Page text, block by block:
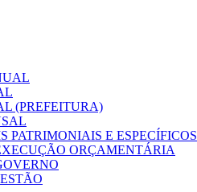
(PREFEITURA)
PATRIMONIAIS E ESPECÍFICOS
ORÇAMENTÁRIA